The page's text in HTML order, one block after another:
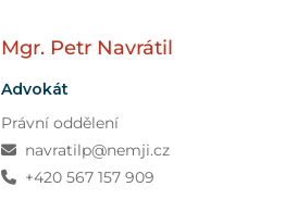
Mgr. Petr Navrátil
Advokát
Právní oddělení
navratilp@nemji.cz
+420 567 157 909